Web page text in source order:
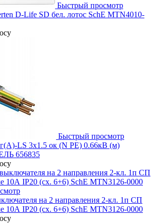
Быстрый просмотр
D-Life SD бел. лотос SchE MTN4010-
Быстрый просмотр
LS 3х1.5 ок (N PE) 0.66кВ (м)
656835
на 2 направления 2-кл. 1п СП
10А IP20 (сх. 6+6) SchE MTN3126-0000